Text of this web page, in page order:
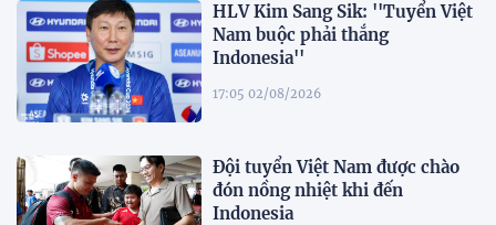
HLV Kim Sang Sik: ''Tuyển Việt
Nam buộc phải thắng
Indonesia''
17:05 02/08/2026
Đội tuyển Việt Nam được chào
đón nồng nhiệt khi đến
Indonesia